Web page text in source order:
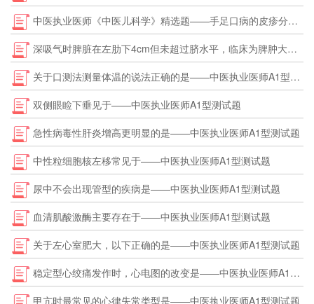
中医执业医师《中医儿科学》精选题——手足口病的皮疹分布特点是
深吸气时脾脏在左肋下4cm但未超过脐水平，临床为脾肿大——中医执业医师A1型测试题
关于口测法测量体温的说法正确的是——中医执业医师A1型测试题
双侧眼睑下垂见于——中医执业医师A1型测试题
急性病毒性肝炎增高更明显的是——中医执业医师A1型测试题
中性粒细胞核左移常见于——中医执业医师A1型测试题
尿中不会出现管型的疾病是——中医执业医师A1型测试题
血清肌酸激酶主要存在于——中医执业医师A1型测试题
关于左心室肥大，以下正确的是——中医执业医师A1型测试题
稳定型心绞痛发作时，心电图的改变是——中医执业医师A1型测试题
甲亢时最常见的心律失常类型是——中医执业医师A1型测试题